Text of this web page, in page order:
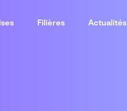
Filières Actualités